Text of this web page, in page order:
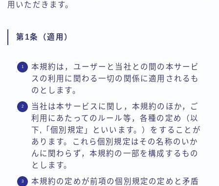
用いただきます。
第1条（適用）
本規約は，ユーザーと当社との間の本サービ
スの利用に関わる一切の関係に適用されるも
のとします。
当社は本サービスに関し，本規約のほか，ご
利用にあたってのルール等，各種の定め（以
下,「個別規定」といいます。）をすることが
あります。これら個別規定はその名称のいか
んに関わらず，本規約の一部を構成するもの
とします。
本規約の定めが前項の個別規定の定めと矛盾